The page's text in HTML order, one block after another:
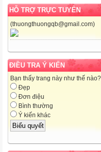
HỖ TRỢ TRỰC TUYẾN
(thuongthuongqb@gmail.com)
ĐIỀU TRA Ý KIẾN
Bạn thấy trang này như thế nào?
Đẹp
Đơn điệu
Bình thường
Ý kiến khác